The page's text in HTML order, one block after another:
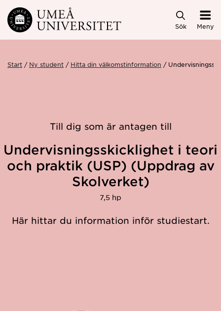
Hoppa direkt till innehållet
Sök Meny
Start Ny student Hitta din välkomstinformation
Till dig som är antagen till
Undervisningsskicklighet i teori
och praktik (USP) (Uppdrag av
Skolverket)
7,5 hp
Här hittar du information inför studiestart.